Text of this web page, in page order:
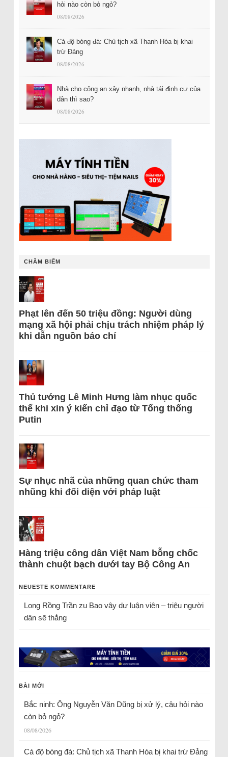
hỏi nào còn bỏ ngỏ?
08/08/2026
Cá độ bóng đá: Chủ tịch xã Thanh Hóa bị khai
trừ Đảng
08/08/2026
Nhà cho công an xây nhanh, nhà tái định cư của
dân thì sao?
08/08/2026
CHÂM BIẾM
Phạt lên đến 50 triệu đồng: Người dùng
mạng xã hội phải chịu trách nhiệm pháp lý
khi dẫn nguồn báo chí
Thủ tướng Lê Minh Hưng làm nhục quốc
thể khi xin ý kiến chỉ đạo từ Tổng thống
Putin
Sự nhục nhã của những quan chức tham
nhũng khi đối diện với pháp luật
Hàng triệu công dân Việt Nam bỗng chốc
thành chuột bạch dưới tay Bộ Công An
NEUESTE KOMMENTARE
Long Rồng Trầnzu Bao vây dư luận viên – triệu người
dân sẽ thắng
BÀI MỚI
Bắc ninh: Ông Nguyễn Văn Dũng bị xử lý, câu hỏi nào
còn bỏ ngỏ?
08/08/2026
Cá độ bóng đá: Chủ tịch xã Thanh Hóa bị khai trừ Đảng